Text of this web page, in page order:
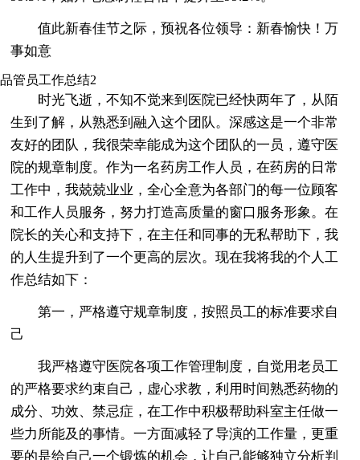
值此新春佳节之际，预祝各位领导：新春愉快！万
事如意
品管员工作总结2
时光飞逝，不知不觉来到医院已经快两年了，从陌
生到了解，从熟悉到融入这个团队。深感这是一个非常
友好的团队，我很荣幸能成为这个团队的一员，遵守医
院的规章制度。作为一名药房工作人员，在药房的日常
工作中，我兢兢业业，全心全意为各部门的每一位顾客
和工作人员服务，努力打造高质量的窗口服务形象。在
院长的关心和支持下，在主任和同事的无私帮助下，我
的人生提升到了一个更高的层次。现在我将我的个人工
作总结如下：
第一，严格遵守规章制度，按照员工的标准要求自
己
我严格遵守医院各项工作管理制度，自觉用老员工
的严格要求约束自己，虚心求教，利用时间熟悉药物的
成分、功效、禁忌症，在工作中积极帮助科室主任做一
些力所能及的事情。一方面减轻了导演的工作量，更重
要的是给自己一个锻炼的机会，让自己能够独立分析判